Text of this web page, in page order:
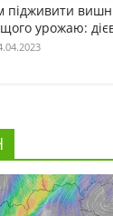
підживити
урожаю: